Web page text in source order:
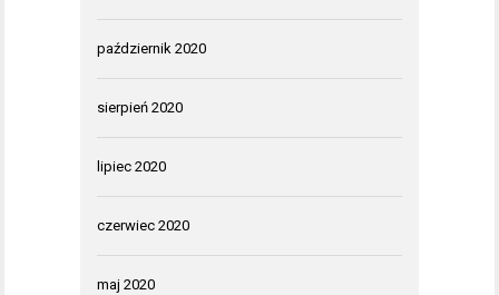
październik 2020
sierpień 2020
lipiec 2020
czerwiec 2020
maj 2020